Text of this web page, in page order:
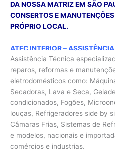
DA NOSSA MATRIZ EM SÃO
CONSERTOS E
PRÓPRIO LOCAL.
ATEC INTERIOR –
Assistência Técnica
reparos, reformas e
eletrodomésticos como:
Secadoras, Lava e Seca,
condicionados, Fogões,
louças, Refrigeradores side by
Câmaras Frias, Sistemas de
e modelos, nacionais e
comércios e industrias.